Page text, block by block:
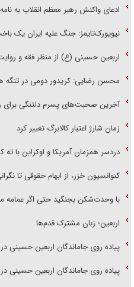
ادعای واکنش رهبر معظم انقلاب به
نیویورک‌تایمز: جنگ علیه ایران یک
اربعین حسینی (ع) از منظر فقه و
محسن رضایی: کریدور دومی در تنگه
آخرین صحبت‌های پسرم دلتنگی برای
زمان شارژ اعتبار کالابرگ تغییر کرد
دردسر همزمان آمریکا و اوکراین با
کنوانسیون خزر، از ابهام حقوقی تا
با وحدت‌شکن بجنگید حتی اگر عمامه
اربعین؛ زبان مشترک قدم‌ها
پیاده روی جاماندگان اربعین حسینی در
پیاده روی جاماندگان اربعین حسینی در